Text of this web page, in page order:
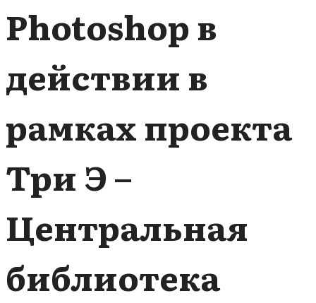
Photoshop в
действии в
рамках проекта
Три Э –
Центральная
библиотека